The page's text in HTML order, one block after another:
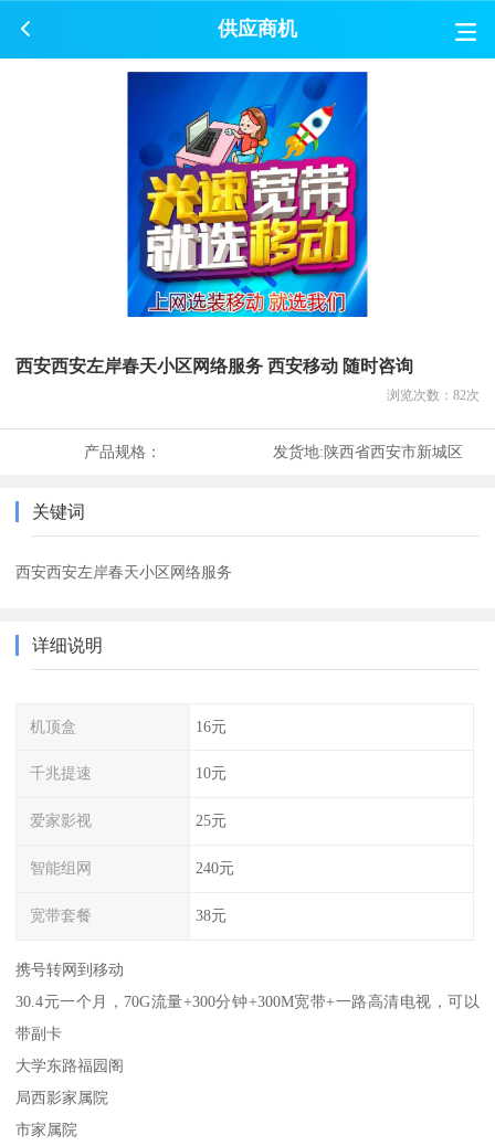
供应商机
西安西安左岸春天小区网络服务 西安移动 随时咨询
浏览次数： 82次
产品规格： 发货地:陕西省西安市新城区
关键词
西安西安左岸春天小区网络服务
详细说明
机顶盒 16元
千兆提速 10元
爱家影视 25元
智能组网 240元
宽带套餐 38元
携号转网到移动
30.4元一个月，70G流量+300分钟+300M宽带+一路高清电视，可以
带副卡
大学东路福园阁
局西影家属院
市家属院